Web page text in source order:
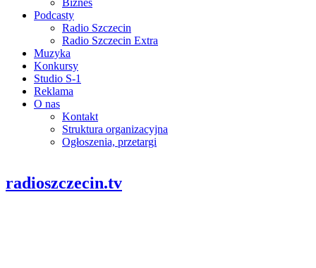
Biznes
Podcasty
Radio Szczecin
Radio Szczecin Extra
Muzyka
Konkursy
Studio S-1
Reklama
O nas
Kontakt
Struktura organizacyjna
Ogłoszenia, przetargi
radioszczecin.tv